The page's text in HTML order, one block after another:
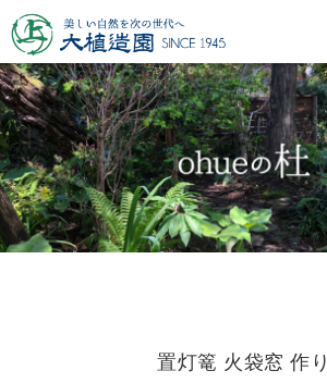
置灯篭 火袋窓 作り